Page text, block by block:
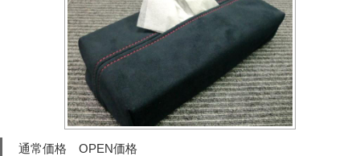
通常価格 OPEN価格